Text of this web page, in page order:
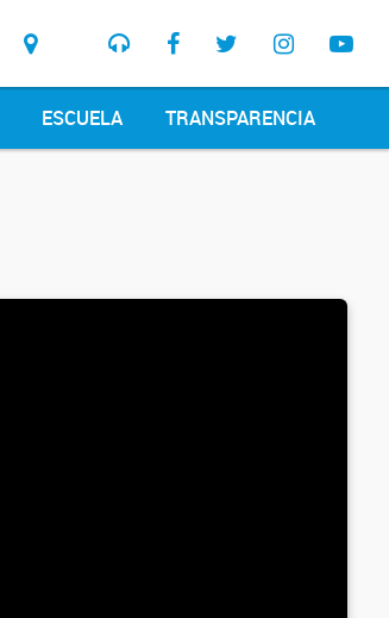
ESCUELA TRANSPARENCIA